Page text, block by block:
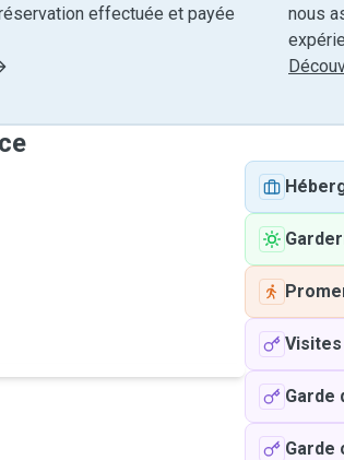
effectuée et payée
nous
Garde
Garde